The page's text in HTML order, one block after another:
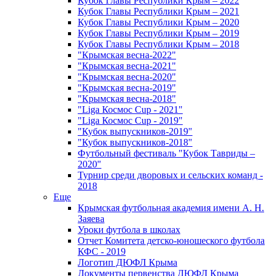
Кубок Главы Республики Крым – 2021
Кубок Главы Республики Крым – 2020
Кубок Главы Республики Крым – 2019
Кубок Главы Республики Крым – 2018
"Крымская весна-2022"
"Крымская весна-2021"
"Крымская весна-2020"
"Крымская весна-2019"
"Крымская весна-2018"
"Liga Космос Cup - 2021"
"Liga Космос Cup - 2019"
"Кубок выпускников-2019"
"Кубок выпускников-2018"
Футбольный фестиваль "Кубок Тавриды –
2020"
Турнир среди дворовых и сельских команд -
2018
Еще
Крымская футбольная академия имени А. Н.
Заяева
Уроки футбола в школах
Отчет Комитета детско-юношеского футбола
КФС - 2019
Логотип ДЮФЛ Крыма
Документы первенства ДЮФЛ Крыма